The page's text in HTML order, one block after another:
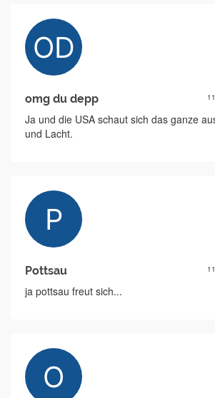
omg du depp
Ja und die USA schaut sich das ganze
und Lacht.
Pottsau
ja pottsau freut sich...